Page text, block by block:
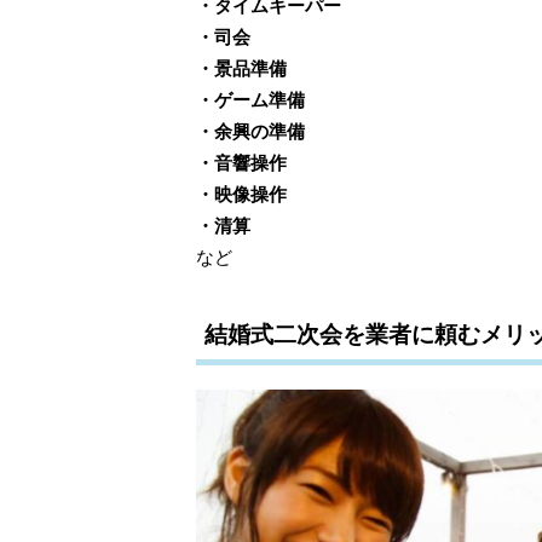
・タイムキーパー
・司会
・景品準備
・ゲーム準備
・余興の準備
・音響操作
・映像操作
・清算
など
結婚式二次会を業者に頼むメリ